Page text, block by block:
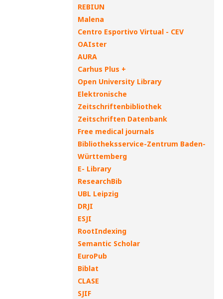
REBIUN
Malena
Centro Esportivo Virtual - CEV
OAIster
AURA
Carhus Plus +
Open University Library
Elektronische
Zeitschriftenbibliothek
Zeitschriften Datenbank
Free medical journals
Bibliotheksservice-Zentrum Baden-
Württemberg
E- Library
ResearchBib
UBL Leipzig
DRJI
ESJI
RootIndexing
Semantic Scholar
EuroPub
Biblat
CLASE
SJIF